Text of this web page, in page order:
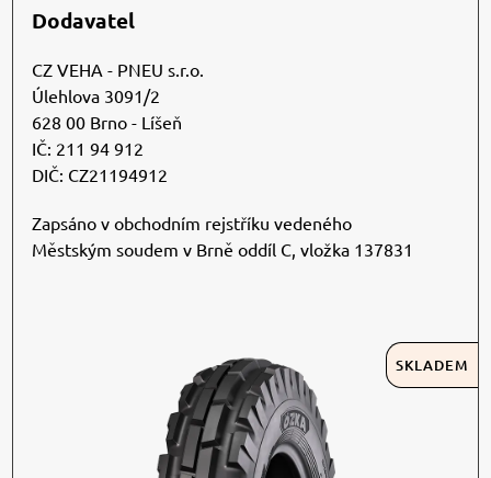
SKLADEM
Dodavatel
CZ VEHA - PNEU s.r.o.
Úlehlova 3091/2
628 00 Brno - Líšeň
IČ: 211 94 912
DIČ: CZ21194912
Zapsáno v obchodním rejstříku vedeného
Městským soudem v Brně oddíl C, vložka 137831